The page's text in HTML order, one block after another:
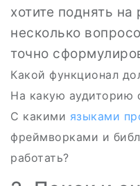
хотите поднять
несколько
точно
Какой функционал
На какую аудиторию
С какими языками
фреймворками и
работать?